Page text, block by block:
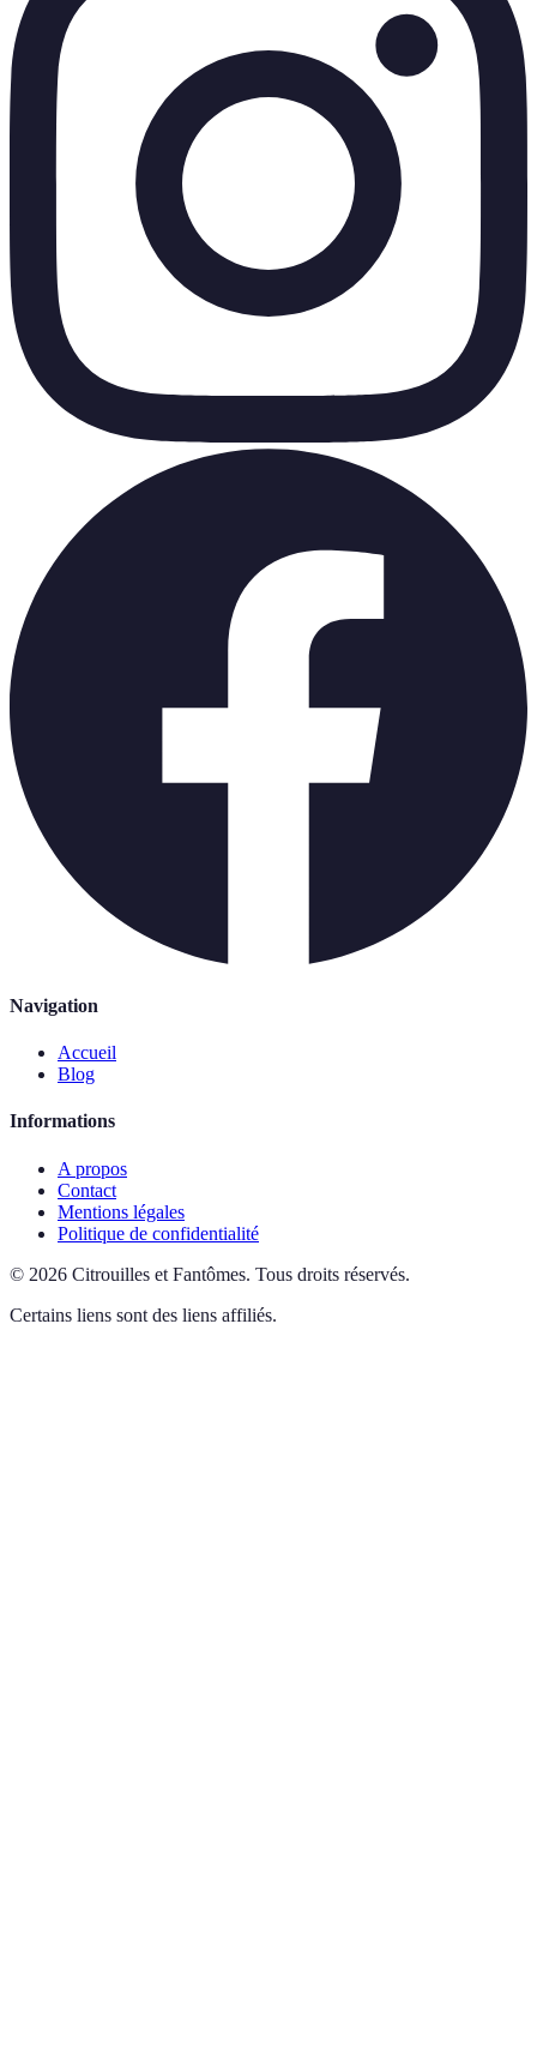
Navigation
Accueil
Blog
Informations
A propos
Contact
Mentions légales
Politique de confidentialité
© 2026 Citrouilles et Fantômes. Tous droits réservés.
Certains liens sont des liens affiliés.